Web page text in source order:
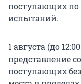
поступающих по
испытаний.
1 августа (до
представление
поступающих